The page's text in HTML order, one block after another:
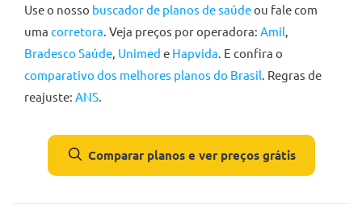
Use o nosso buscador de planos de saúdeou fale com
uma corretora . Veja preços por operadora: Amil
Bradesco Saúde Unimed e Hapvida . E confira o
comparativo dos melhores planos do Brasil . Regras de
reajuste: ANS
Comparar planos e ver preços grátis